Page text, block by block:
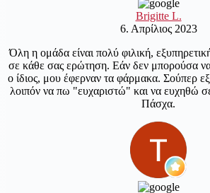
Brigitte L.
6. Απρίλιος 2023
Όλη η ομάδα είναι πολύ φιλική,
σε κάθε σας ερώτηση. Εάν δεν μπορούσα
ο ίδιος, μου έφερναν τα φάρμακα. Σούπερ
λοιπόν να πω "ευχαριστώ" και να ευχηθώ
Πάσχα.